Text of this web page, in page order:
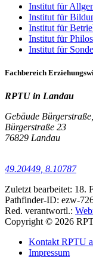
Institut für
Institut für
Institut für
Institut für
Institut für
Fachbereich
RPTU in Landau
Gebäude
Bürgerstraße 23
76829 Landau
49.20449, 8.10787
Zuletzt bearbeitet: 18.
Pathfinder-ID: ezw-
Red. verantwortl.:
Copyright © 2026
Kontakt RPTU
Impressum